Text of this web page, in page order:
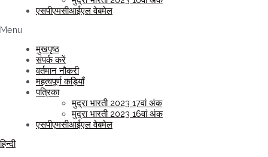
एसपीएमसीआईएल वेबमेल
Menu
मुखपृष्ठ
संपर्क करें
वर्तमान नौकरी
महत्वपूर्ण कड़ियाँ
पत्रिका
मुद्रा भारती 2023 17वां अंक
मुद्रा भारती 2023 16वां अंक
एसपीएमसीआईएल वेबमेल
हिन्दी